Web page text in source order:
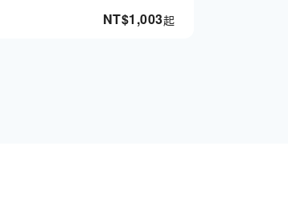
NT$1,003起